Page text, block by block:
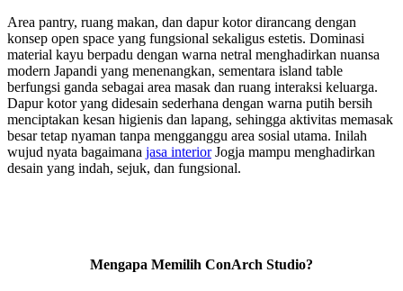
Area pantry, ruang makan, dan dapur kotor dirancang dengan
konsep open space yang fungsional sekaligus estetis. Dominasi
material kayu berpadu dengan warna netral menghadirkan nuansa
modern Japandi yang menenangkan, sementara island table
berfungsi ganda sebagai area masak dan ruang interaksi keluarga.
Dapur kotor yang didesain sederhana dengan warna putih bersih
menciptakan kesan higienis dan lapang, sehingga aktivitas memasak
besar tetap nyaman tanpa mengganggu area sosial utama. Inilah
wujud nyata bagaimana jasa interiorJogja mampu menghadirkan
desain yang indah, sejuk, dan fungsional.
Mengapa Memilih ConArch Studio?